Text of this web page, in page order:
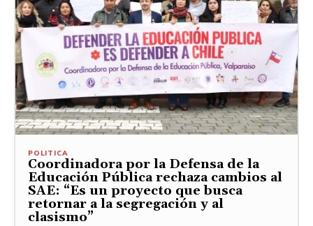
POLITICA
Coordinadora por la Defensa de la
Educación Pública rechaza cambios al
SAE: “Es un proyecto que busca
retornar a la segregación y al
clasismo”